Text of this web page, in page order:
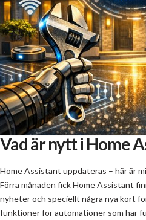
Vad är nytt i Home
Home Assistant uppdateras – här är
Förra månaden fick Home Assistant
nyheter och speciellt några nya kort
funktioner för automationer som har